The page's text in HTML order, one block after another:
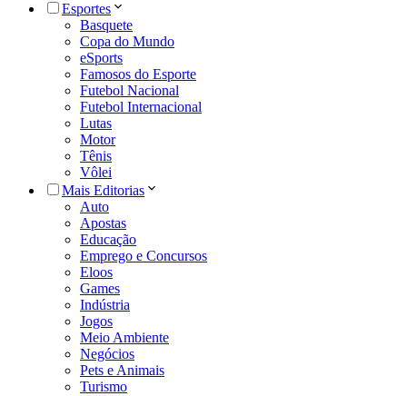
Esportes
Basquete
Copa do Mundo
eSports
Famosos do Esporte
Futebol Nacional
Futebol Internacional
Lutas
Motor
Tênis
Vôlei
Mais Editorias
Auto
Apostas
Educação
Emprego e Concursos
Eloos
Games
Indústria
Jogos
Meio Ambiente
Negócios
Pets e Animais
Turismo